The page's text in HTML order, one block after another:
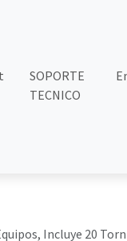
SOPORTE
TECNICO
Incluye 20